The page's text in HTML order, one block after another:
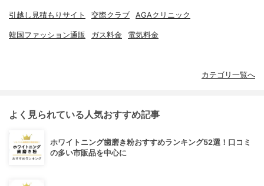
引越し見積もりサイト 交際クラブ AGAクリニック
韓国ファッション通販 ガス料金 電気料金
カテゴリ一覧へ
よく見られている人気おすすめ記事
ホワイトニング歯磨き粉おすすめランキング52選！口コミ
の多い市販品を中心に